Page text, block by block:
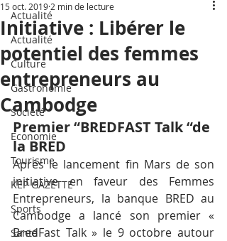
Actualité
Actualité
Culture
Gastronomie
Société
Economie
Tourisme
KEP GAZETTE
Sports
Santé
Initiative : Libérer le
potentiel des femmes
entrepreneurs au
Cambodge
15 oct. 2019 2 min de lecture
Premier “BREDFAST Talk “de
la BRED
Après le lancement fin Mars de son
initiative en faveur des Femmes
Entrepreneurs, la banque BRED au
Cambodge a lancé son premier «
BredFast Talk » le 9 octobre autour